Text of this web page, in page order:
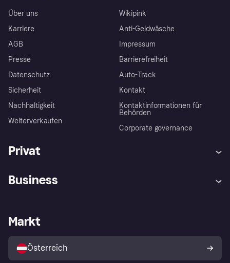
Über uns
Karriere
AGB
Presse
Datenschutz
Sicherheit
Nachhaltigkeit
Weiterverkaufen
Wikipink
Anti-Geldwäsche
Impressum
Barrierefreiheit
Auto-Track
Kontakt
Kontaktinformationen für
Behörden
Corporate governance
Privat
Shops entdecken
Business
Händlerportal
Markt
Österreich